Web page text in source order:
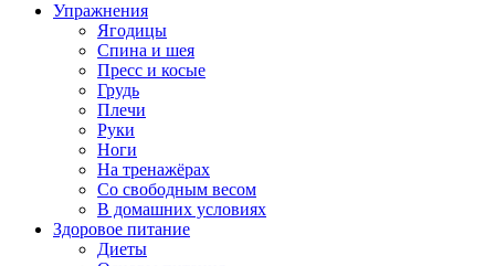
Упражнения
Ягодицы
Спина и шея
Пресс и косые
Грудь
Плечи
Руки
Ноги
На тренажёрах
Со свободным весом
В домашних условиях
Здоровое питание
Диеты